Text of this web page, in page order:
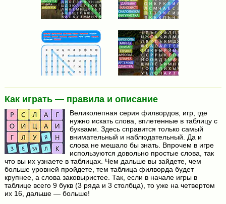
Как играть — правила и описание
Великолепная серия филвордов, игр, где
нужно искать слова, вплетенные в таблицу с
буквами. Здесь справится только самый
внимательный и наблюдательный. Да и
слова не мешало бы знать. Впрочем в игре
используются довольно простые слова, так
что вы их узнаете в таблицах. Чем дальше вы зайдете, чем
больше уровней пройдете, тем таблица филворда будет
крупнее, а слова заковыристее. Так, если в начале игры в
таблице всего 9 букв (3 ряда и 3 столбца), то уже на четвертом
их 16, дальше — больше!